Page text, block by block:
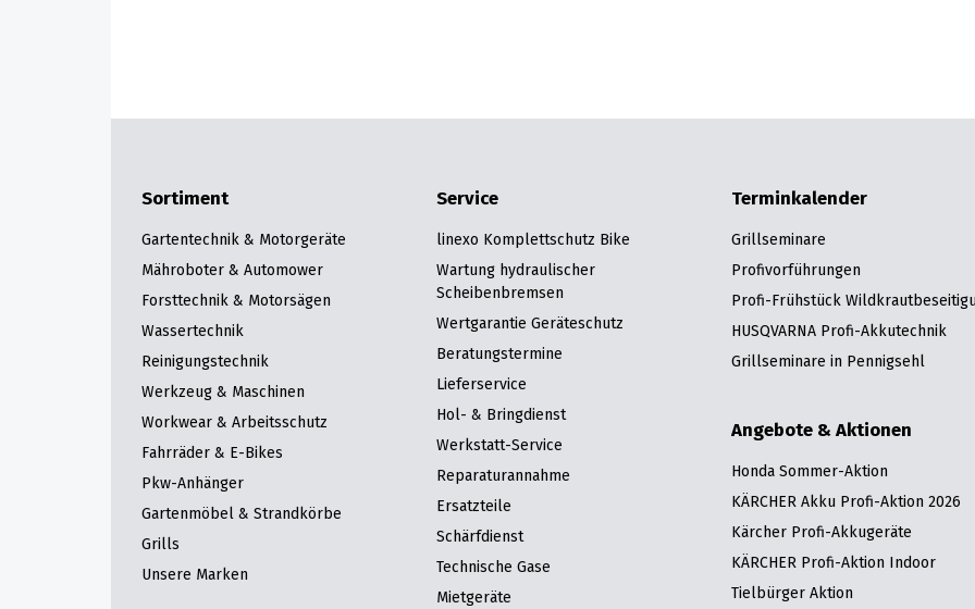
Sortiment
Gartentechnik & Motorgeräte
Mähroboter & Automower
Forsttechnik & Motorsägen
Wassertechnik
Reinigungstechnik
Werkzeug & Maschinen
Workwear & Arbeitsschutz
Fahrräder & E-Bikes
Pkw-Anhänger
Gartenmöbel & Strandkörbe
Grills
Unsere Marken
Service
linexo Komplettschutz Bike
Wartung hydraulischer
Scheibenbremsen
Wertgarantie Geräteschutz
Beratungstermine
Lieferservice
Hol- & Bringdienst
Werkstatt-Service
Reparaturannahme
Ersatzteile
Schärfdienst
Technische Gase
Mietgeräte
Terminkalender
Grillseminare
Profivorführungen
Profi-Frühstück
HUSQVARNA Profi-Akkutechnik
Grillseminare in Pennigsehl
Angebote & Aktionen
Honda Sommer-Aktion
KÄRCHER Akku Profi-Aktion 2026
Kärcher Profi-Akkugeräte
KÄRCHER Profi-Aktion Indoor
Tielbürger Aktion